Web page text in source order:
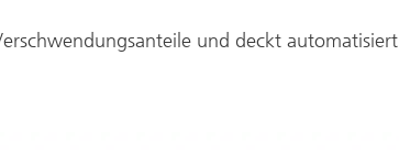
und deckt automatisiert